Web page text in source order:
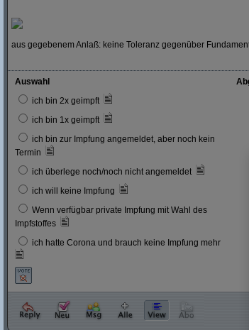
aus gegebenem Anlaß: keine Toleranz gegenüber
Auswahl
ich bin 2x geimpft
ich bin 1x geimpft
ich bin zur Impfung angemeldet, aber noch kein
Termin
ich überlege noch/noch nicht angemeldet
ich will keine Impfung
Wenn verfügbar private Impfung mit Wahl des
Impfstoffes
ich hatte Corona und brauch keine Impfung mehr